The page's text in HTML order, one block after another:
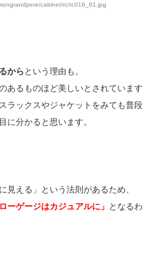
cabinet/rc/rc016_61.jpg
からという理由も。
あるものほど美しいとされています
ラックスやジャケットをみても普段
に分かると思います。
見える」という法則があるため、
ーゲージはカジュアルに」 となるわ